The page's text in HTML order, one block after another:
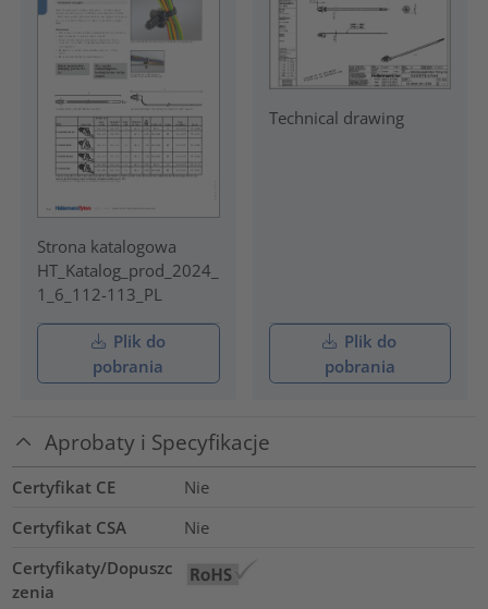
Strona katalogowa
HT_Katalog_prod_2024_
1_6_112-113_PL
Plik do
pobrania
Technical drawing
Plik do
pobrania
Aprobaty i Specyfikacje
Certyfikat CE
Nie
Certyfikat CSA
Nie
Certyfikaty/Dopuszc
zenia